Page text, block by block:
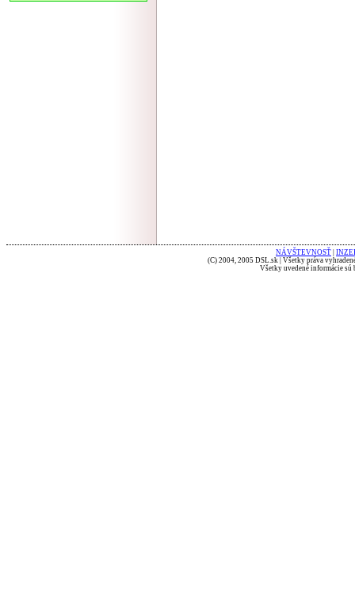
NÁVŠTEVNOSŤ
(C) 2004, 2005 DSL.sk | Všetky práva
Všetky uvedené informácie sú